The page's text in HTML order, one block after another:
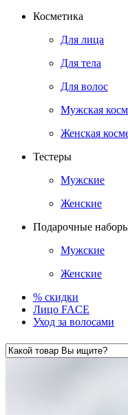
Косметика
Для лица
Для тела
Для волос
Мужская
Женская
Тестеры
Мужские
Женские
Подарочные
Мужские
Женские
% скидки
Лицо FACE
Уход за волосами